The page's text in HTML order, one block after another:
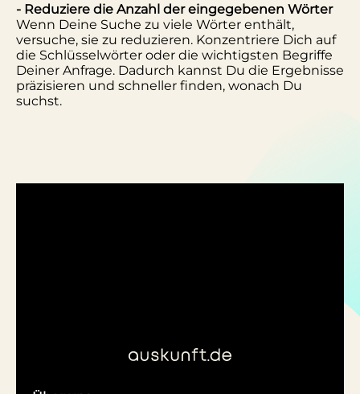
- Reduziere die Anzahl der eingegebenen Wörter
Wenn Deine Suche zu viele Wörter enthält,
versuche, sie zu reduzieren. Konzentriere Dich auf
die Schlüsselwörter oder die wichtigsten Begriffe
Deiner Anfrage. Dadurch kannst Du die Ergebnisse
präzisieren und schneller finden, wonach Du
suchst.